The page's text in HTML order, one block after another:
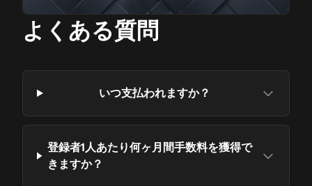
よくある質問
いつ支払われますか？
登録者1人あたり何ヶ月間手数料を獲得で
きますか？